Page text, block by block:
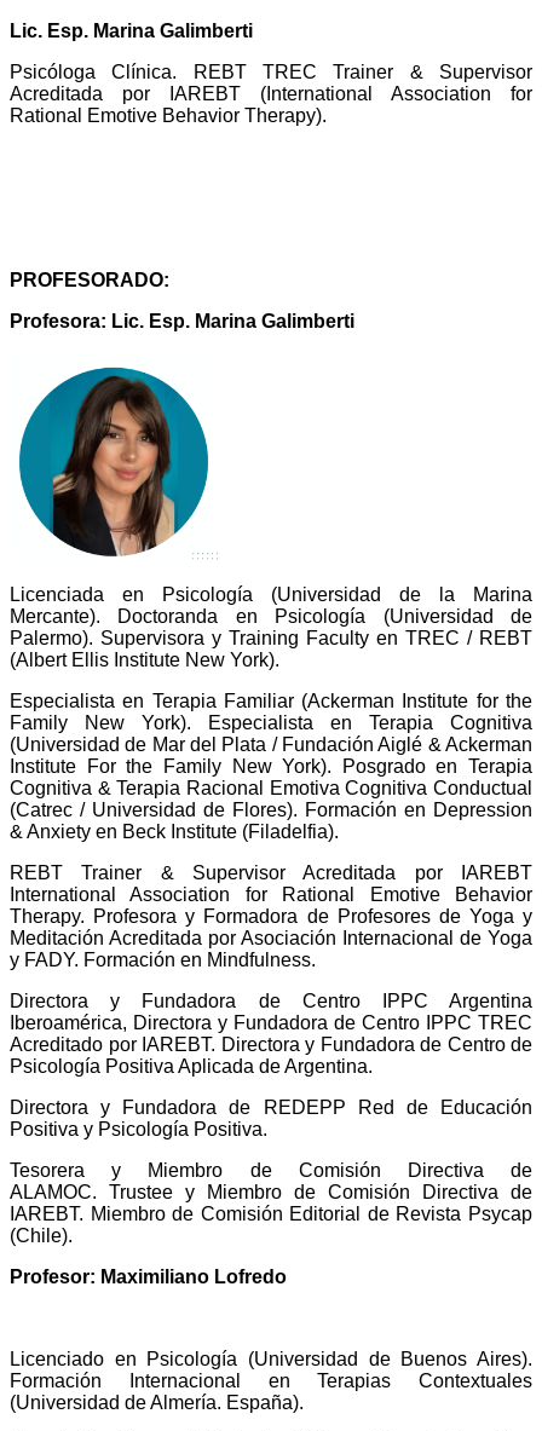
Lic. Esp. Marina Galimberti
Psicóloga Clínica.
REBT TREC Trainer & Supervisor
Acreditada por IAREBT (International Association for
Rational Emotive Behavior Therapy).
PROFESORADO:
Profesora: Lic. Esp. Marina Galimberti
Licenciada en Psicología (Universidad de la Marina
Mercante). Doctoranda en Psicología (Universidad de
Palermo). Supervisora y Training Faculty en TREC / REBT
(Albert Ellis Institute New York).
Especialista en Terapia Familiar (Ackerman Institute for the
Family New York). Especialista en Terapia Cognitiva
(Universidad de Mar del Plata / Fundación Aiglé & Ackerman
Institute For the Family New York). Posgrado en Terapia
Cognitiva & Terapia Racional Emotiva Cognitiva Conductual
(Catrec / Universidad de Flores). Formación en Depression
& Anxiety en Beck Institute (Filadelfia).
REBT Trainer & Supervisor Acreditada por IAREBT
International Association for Rational Emotive Behavior
Therapy. Profesora y Formadora de Profesores de Yoga y
Meditación Acreditada por Asociación Internacional de Yoga
y FADY. Formación en Mindfulness.
Directora y Fundadora de Centro IPPC Argentina
Iberoamérica, Directora y Fundadora de Centro IPPC TREC
Acreditado por IAREBT. Directora y Fundadora de Centro de
Psicología Positiva Aplicada de Argentina.
Directora y Fundadora de REDEPP Red de Educación
Positiva y Psicología Positiva.
Tesorera y Miembro de Comisión Directiva de
ALAMOC. Trustee y Miembro de Comisión Directiva de
IAREBT. Miembro de Comisión Editorial de Revista Psycap
(Chile).
Profesor: Maximiliano Lofredo
Licenciado en Psicología (Universidad de Buenos Aires).
Formación Internacional en Terapias Contextuales
(Universidad de Almería. España).